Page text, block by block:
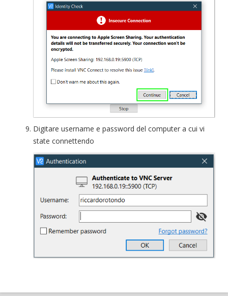
Digitare username e password del computer a cui vi
state connettendo